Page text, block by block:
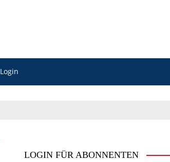
Login
LOGIN FÜR ABONNENTEN